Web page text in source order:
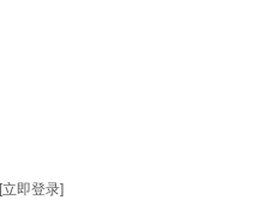
[立即登录]